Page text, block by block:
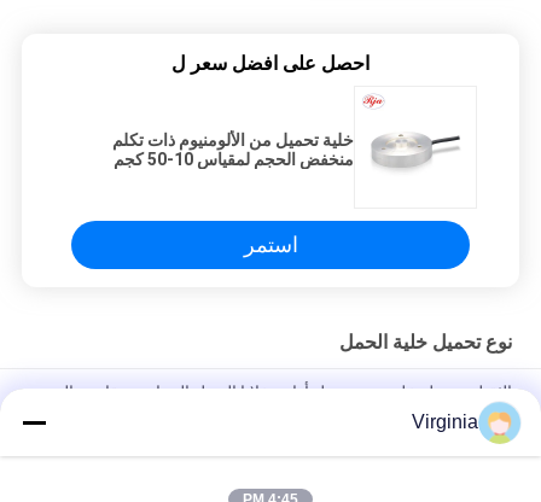
احصل على افضل سعر ل
خلية تحميل من الألومنيوم ذات تكلم
منخفض الحجم لمقياس 10-50 كجم
استمر
نوع تحميل خلية الحمل
الثقيلة تحميل خلية نوع تحميل أداة ، خلايا الحمل الصناعية مقاومة التعب
الفولاذ المقاوم للصدأ
Virginia